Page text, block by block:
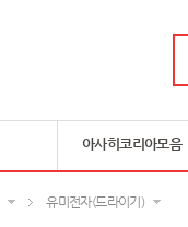
아사히코리아모음
유미전자(드라이기)